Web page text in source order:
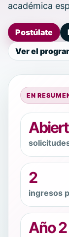
académica
Postúlate
Ver el
EN
2
ingresos
Año 2